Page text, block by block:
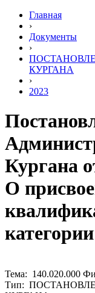
Главная
›
Документы
›
КУРГАНА
›
2023
Кургана
О
Тема: 140.020.000
Тип: